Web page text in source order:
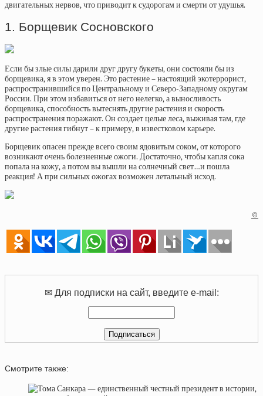
двигательных нервов, что приводит к судорогам и смерти от удушья.
1. Борщевик Сосновского
Если бы злые силы дарили друг другу букеты, они состояли бы из
борщевика, я в этом уверен. Это растение – настоящий экотеррорист,
распространившийся по Центральному и Северо-Западному округам
России. При этом избавиться от него нелегко, а выносливость
борщевика, способность вытеснять другие растения и скорость
распространения поражают. Он создает целые леса, выживая там, где
другие растения гибнут – к примеру, в известковом карьере.
Борщевик опасен прежде всего своим ядовитым соком, от которого
возникают очень болезненные ожоги. Достаточно, чтобы капля сока
попала на кожу, а потом вы вышли на солнечный свет…и пошла
реакция! А при сильных ожогах возможен летальный исход.
©
✉ Для подписки на сайт, введите e-mail:
Смотрите также: